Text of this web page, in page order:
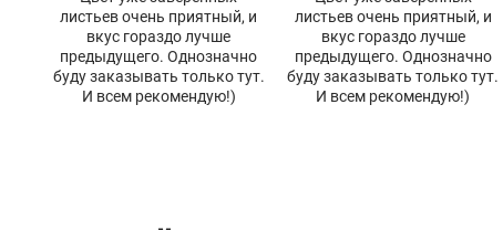
листьев очень приятный, и
вкус гораздо лучше
предыдущего. Однозначно
буду заказывать только тут.
И всем рекомендую!)
листьев очень приятный, и
вкус гораздо лучше
предыдущего. Однозначно
буду заказывать только тут.
И всем рекомендую!)